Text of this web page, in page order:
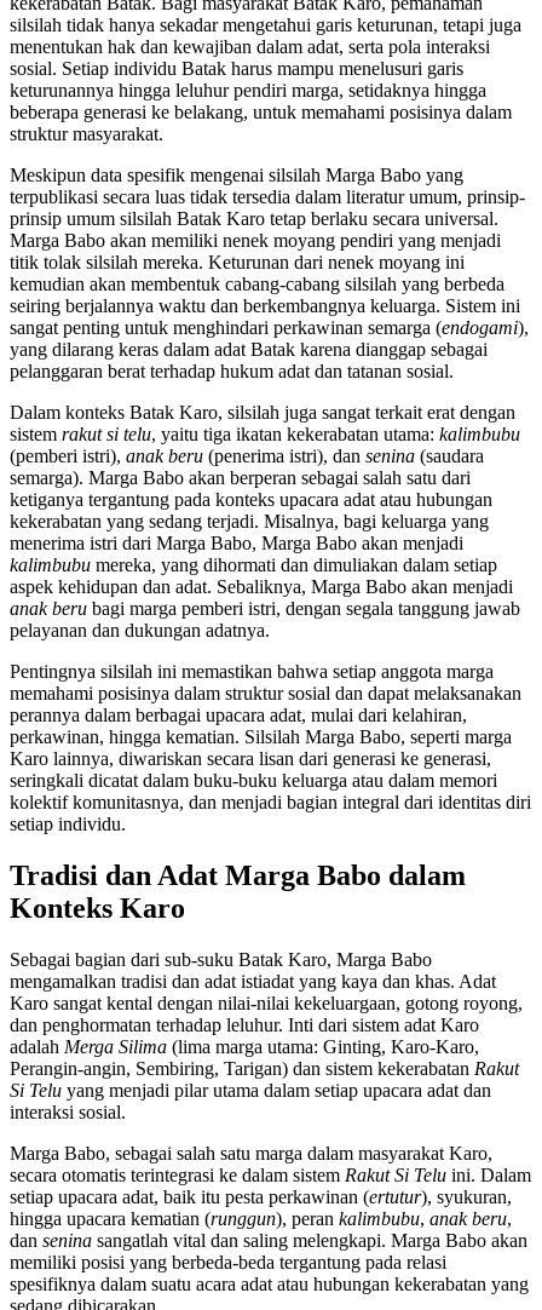
silsilah tidak hanya sekadar mengetahui garis keturunan, tetapi juga
menentukan hak dan kewajiban dalam adat, serta pola interaksi
sosial. Setiap individu Batak harus mampu menelusuri garis
keturunannya hingga leluhur pendiri marga, setidaknya hingga
beberapa generasi ke belakang, untuk memahami posisinya dalam
struktur masyarakat.
Meskipun data spesifik mengenai silsilah Marga Babo yang
terpublikasi secara luas tidak tersedia dalam literatur umum, prinsip-
prinsip umum silsilah Batak Karo tetap berlaku secara universal.
Marga Babo akan memiliki nenek moyang pendiri yang menjadi
titik tolak silsilah mereka. Keturunan dari nenek moyang ini
kemudian akan membentuk cabang-cabang silsilah yang berbeda
seiring berjalannya waktu dan berkembangnya keluarga. Sistem ini
sangat penting untuk menghindari perkawinan semarga (endogami),
yang dilarang keras dalam adat Batak karena dianggap sebagai
pelanggaran berat terhadap hukum adat dan tatanan sosial.
Dalam konteks Batak Karo, silsilah juga sangat terkait erat dengan
sistem rakut si telu, yaitu tiga ikatan kekerabatan utama: kalimbubu
(pemberi istri), anak beru (penerima istri), dan senina (saudara
semarga). Marga Babo akan berperan sebagai salah satu dari
ketiganya tergantung pada konteks upacara adat atau hubungan
kekerabatan yang sedang terjadi. Misalnya, bagi keluarga yang
menerima istri dari Marga Babo, Marga Babo akan menjadi
kalimbubu mereka, yang dihormati dan dimuliakan dalam setiap
aspek kehidupan dan adat. Sebaliknya, Marga Babo akan menjadi
anak beru bagi marga pemberi istri, dengan segala tanggung jawab
pelayanan dan dukungan adatnya.
Pentingnya silsilah ini memastikan bahwa setiap anggota marga
memahami posisinya dalam struktur sosial dan dapat melaksanakan
perannya dalam berbagai upacara adat, mulai dari kelahiran,
perkawinan, hingga kematian. Silsilah Marga Babo, seperti marga
Karo lainnya, diwariskan secara lisan dari generasi ke generasi,
seringkali dicatat dalam buku-buku keluarga atau dalam memori
kolektif komunitasnya, dan menjadi bagian integral dari identitas diri
setiap individu.
Tradisi dan Adat Marga Babo dalam
Konteks Karo
Sebagai bagian dari sub-suku Batak Karo, Marga Babo
mengamalkan tradisi dan adat istiadat yang kaya dan khas. Adat
Karo sangat kental dengan nilai-nilai kekeluargaan, gotong royong,
dan penghormatan terhadap leluhur. Inti dari sistem adat Karo
adalah Merga Silima (lima marga utama: Ginting, Karo-Karo,
Perangin-angin, Sembiring, Tarigan) dan sistem kekerabatan Rakut
Si Telu yang menjadi pilar utama dalam setiap upacara adat dan
interaksi sosial.
Marga Babo, sebagai salah satu marga dalam masyarakat Karo,
secara otomatis terintegrasi ke dalam sistem Rakut Si Telu ini. Dalam
setiap upacara adat, baik itu pesta perkawinan (ertutur), syukuran,
hingga upacara kematian (runggun), peran kalimbubu, anak beru,
dan senina sangatlah vital dan saling melengkapi. Marga Babo akan
memiliki posisi yang berbeda-beda tergantung pada relasi
spesifiknya dalam suatu acara adat atau hubungan kekerabatan yang
sedang dibicarakan.